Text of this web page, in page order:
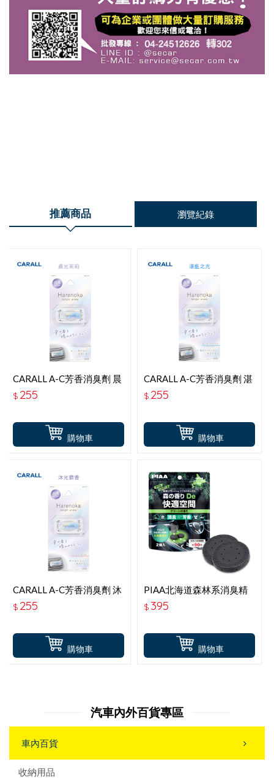
推薦商品 瀏覽紀錄
購物車
CARALL A-C芳香消臭劑 晨
光茉莉 J3677
$ 255
購物車
CARALL A-C芳香消臭劑 湛
藍之光 J3676
$ 255
購物車
CARALL A-C芳香消臭劑 沐
光麝香 J3675
$ 255
購物車
PIAA北海道森林系消臭精
油 草本香 KK-TD3
$ 395
汽車內外百貨專區
車內百貨
收納用品